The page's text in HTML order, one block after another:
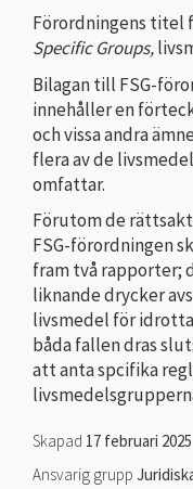
Förordningens titel
Specific Groups,
Bilagan till FSG-
innehåller en
och vissa andra
flera av de
omfattar.
Förutom de
FSG-förordningen
fram två rapporter;
liknande drycker
livsmedel för
båda fallen dras
att anta spcifika
Skapad 17 februari 2025
Ansvarig grupp